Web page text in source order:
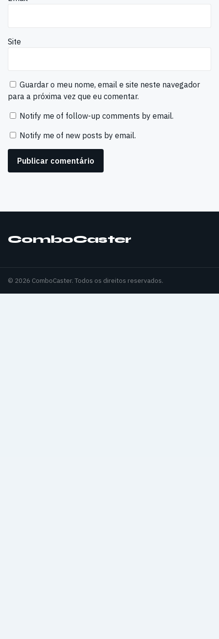
Site
Guardar o meu nome, email e site neste navegador
para a próxima vez que eu comentar.
Notify me of follow-up comments by email.
Notify me of new posts by email.
ComboCaster
© 2026 ComboCaster. Todos os direitos reservados.